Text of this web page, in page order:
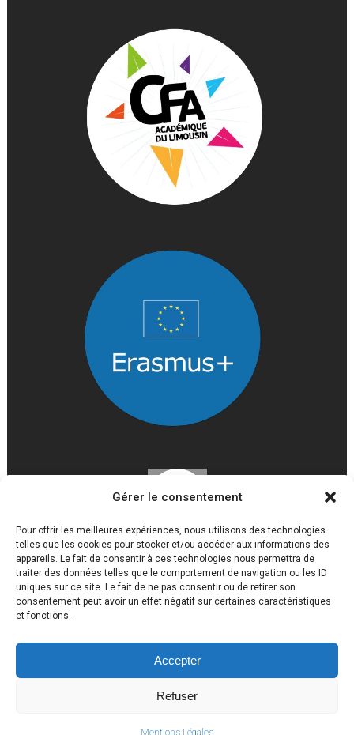
Gérer le consentement
Pour offrir les meilleures expériences, nous utilisons des technologies
telles que les cookies pour stocker et/ou accéder aux informations des
appareils. Le fait de consentir à ces technologies nous permettra de
traiter des données telles que le comportement de navigation ou les ID
uniques sur ce site. Le fait de ne pas consentir ou de retirer son
consentement peut avoir un effet négatif sur certaines caractéristiques
et fonctions.
Accepter
Refuser
Mentions Légales
Lycée Louis Gaston Roussillat 2017 © Tous droits réservés
Mentions légales